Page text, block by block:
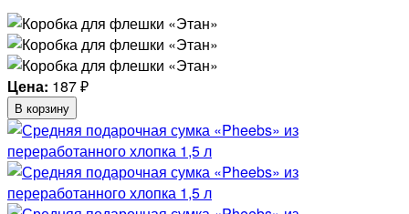
Цена: 187₽
В корзину